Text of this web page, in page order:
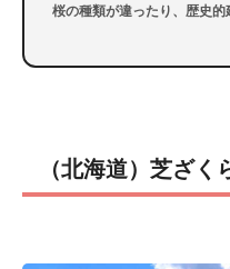
桜の種類が違ったり、歴史
（北海道）芝ざく